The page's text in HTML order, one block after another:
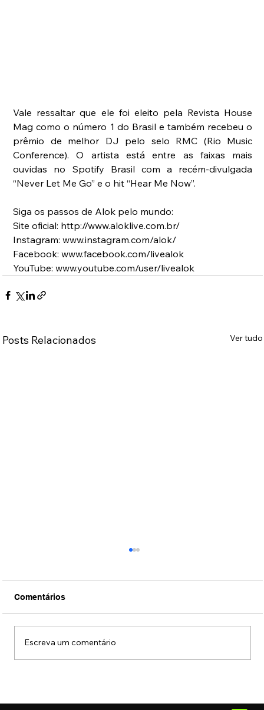
Vale ressaltar que ele foi eleito pela Revista House
Mag como o número 1 do Brasil e também recebeu o
prêmio de melhor DJ pelo selo RMC (Rio Music
Conference). O artista está entre as faixas mais
ouvidas no Spotify Brasil com a recém-divulgada
“Never Let Me Go” e o hit “Hear Me Now”.
Siga os passos de Alok pelo mundo:
Site oficial: http://www.aloklive.com.br/
Instagram: www.instagram.com/alok/
Facebook: www.facebook.com/livealok
YouTube: www.youtube.com/user/livealok
Posts Relacionados Ver tudo
Comentários
Escreva um comentário